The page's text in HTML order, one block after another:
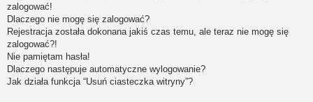
zalogować!
Dlaczego nie mogę się zalogować?
Rejestracja została dokonana jakiś czas temu, ale teraz nie mogę się
zalogować?!
Nie pamiętam hasła!
Dlaczego następuje automatyczne wylogowanie?
Jak działa funkcja “Usuń ciasteczka witryny”?